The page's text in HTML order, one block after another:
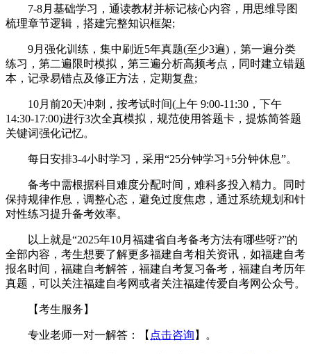
7-8月基础学习，通读教材并标记核心内容，用思维导图
梳理章节逻辑，搭建完整知识框架;
9月强化训练，集中刷近5年真题(至少3遍)，第一遍分类
练习，第二遍限时模拟，第三遍分析高频考点，同时建立错题
本，记录易错点及修正方法，定期复盘;
10月前20天冲刺，按考试时间(上午 9:00-11:30，下午
14:30-17:00)进行3次全真模拟，规范使用答题卡，提炼简答题
关键词强化记忆。
每日安排3-4小时学习，采用“25分钟学习+5分钟休息”。
备考中需根据科目难度分配时间，难科多投入精力。同时
保持规律作息，调整心态，避免过度焦虑，通过系统规划和针
对性练习提升备考效率。
以上就是“2025年10月福建省自考备考方法有哪些呀?”的
全部内容，考生想要了解更多福建自考相关资讯，如福建自考
报名时间，福建自考解答，福建自考复习备考，福建自考历年
真题，可以关注福建自考网或者关注福建传爱自考网公众号。
【考生服务】
专业老师一对一解答：【 点击咨询 】。